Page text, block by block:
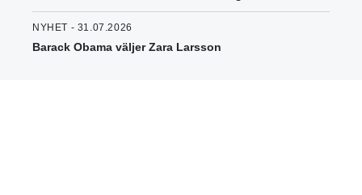
NYHET - 31.07.2026
Barack Obama väljer Zara Larsson